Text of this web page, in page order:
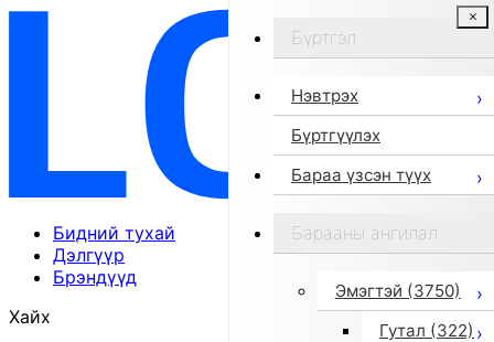
Бидний тухай
Дэлгүүр
Брэндүүд
Хайх
Бүртгэл
Нэвтрэх
Бүртгүүлэх
Бараа үзсэн түүх
Барааны ангилал
Эмэгтэй (3750)
Гутал (322)